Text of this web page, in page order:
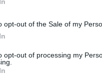
opt-out of the Sale of my
opt-out of processing my
partie
les médecins constatent
...lire la suite